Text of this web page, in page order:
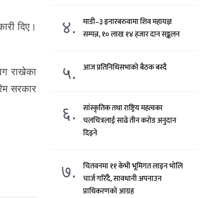
दिए।
राखेका
सरकार
४.
माडी–३ इनारबरुवामा शिव महायज्ञ
सम्पन्न, १० लाख १४ हजार दान सङ्कलन
५. आज प्रतिनिधिसभाको बैठक बस्दै
६.
सांस्कृतिक तथा राष्ट्रिय महत्वका
चलचित्रलाई साढे तीन करोड अनुदान
दिइने
७.
चितवनमा ११ केभी भूमिगत लाइन भोलि
चार्ज गरिँदै, सावधानी अपनाउन
प्राधिकरणको आग्रह